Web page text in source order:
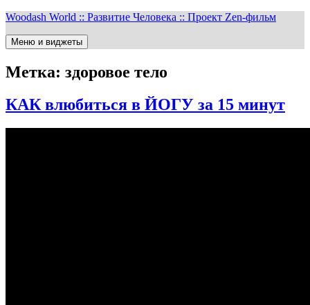
Перейти
содержимому
Woodash World :: Развитие Человека :: Проект Zen-фильм
Меню и виджеты
Метка: здоровое тело
КАК влюбиться в ЙОГУ за 15 минут